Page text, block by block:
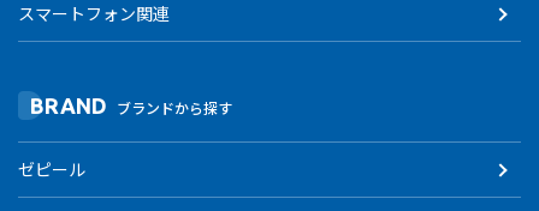
スマートフォン関連
BRAND ブランドから探す
ゼピール